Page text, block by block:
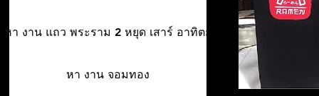
หา งาน แถว พระราม 2 หยุด เสาร์ อาทิตย์
หา งาน จอมทอง